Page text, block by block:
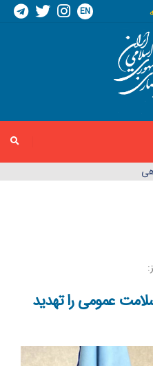
EN
عمومی را تهدید